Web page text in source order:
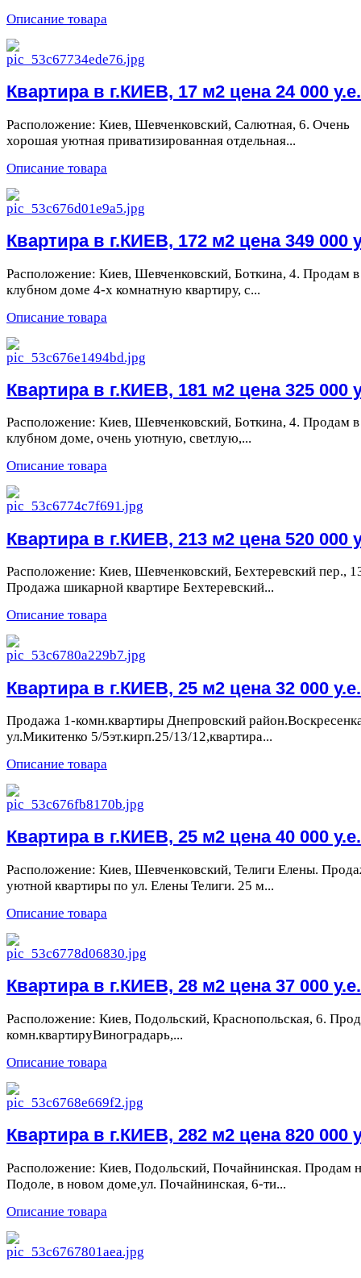
Описание товара
Квартира в г.КИЕВ, 17 м2 цена 24 000 у.е.
Расположение: Киев, Шевченковский, Салютная, 6. Очень
хорошая уютная приватизированная отдельная...
Описание товара
Квартира в г.КИЕВ, 172 м2 цена 349 000
Расположение: Киев, Шевченковский, Боткина, 4. Продам в
клубном доме 4-х комнатную квартиру, с...
Описание товара
Квартира в г.КИЕВ, 181 м2 цена 325 000
Расположение: Киев, Шевченковский, Боткина, 4. Продам в
клубном доме, очень уютную, светлую,...
Описание товара
Квартира в г.КИЕВ, 213 м2 цена 520 000
Расположение: Киев, Шевченковский, Бехтеревский пер.,
Продажа шикарной квартире Бехтеревский...
Описание товара
Квартира в г.КИЕВ, 25 м2 цена 32 000 у.е.
Продажа 1-комн.квартиры Днепровский
ул.Микитенко 5/5эт.кирп.25/13/12,квартира...
Описание товара
Квартира в г.КИЕВ, 25 м2 цена 40 000 у.е.
Расположение: Киев, Шевченковский, Телиги Елены.
уютной квартиры по ул. Елены Телиги. 25 м...
Описание товара
Квартира в г.КИЕВ, 28 м2 цена 37 000 у.е.
Расположение: Киев, Подольский, Краснопольская, 6.
комн.квартируВиноградарь,...
Описание товара
Квартира в г.КИЕВ, 282 м2 цена 820 000
Расположение: Киев, Подольский, Почайнинская. Продам
Подоле, в новом доме,ул. Почайнинская, 6-ти...
Описание товара